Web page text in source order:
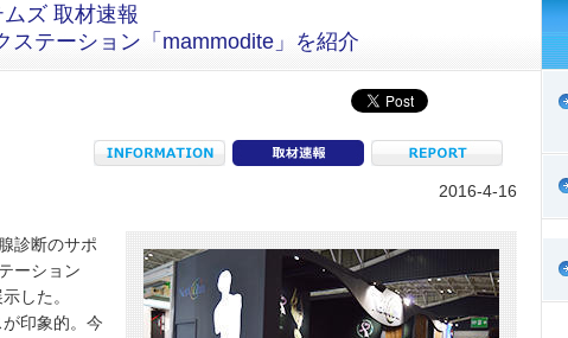
ズ 取材速報
ステーション「mammodite」を紹介
INFORMATION coverage REPORT
2016-4-16
診断のサポ
ーション
した。
印象的。今